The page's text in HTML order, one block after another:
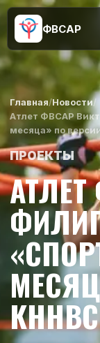
ФВСАР
Главная/Новости/
Атлет ФВСАР
месяца» по
ПРОЕКТЫ